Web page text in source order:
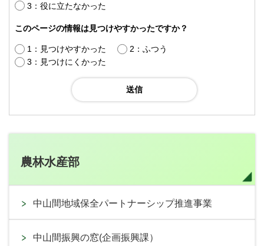
3：役に立たなかった
このページの情報は見つけやすかったですか？
1：見つけやすかった
2：ふつう
3：見つけにくかった
農林水産部
中山間地域保全パートナーシップ推進事業
中山間振興の窓(企画振興課）